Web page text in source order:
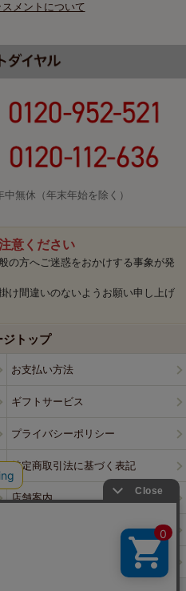
メントについて
無休（年末年始を除く）
意ください
の方へご迷惑をおかけする事象が発
け間違いのないようお願い申し上げ
ジトップ
お支払い方法
ギフトサービス
プライバシーポリシー
特定商取引法に基づく表記
店舗案内